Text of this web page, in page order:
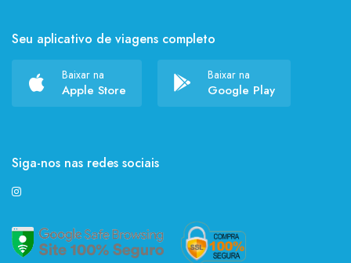
Seu aplicativo de viagens completo
Baixar na
Apple Store
Baixar na
Google Play
Siga-nos nas redes sociais